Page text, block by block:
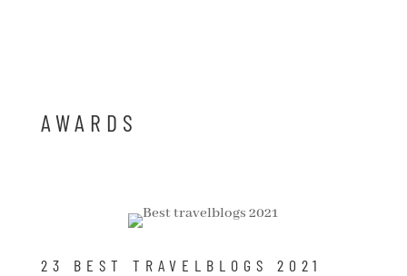
AWARDS
23 BEST TRAVELBLOGS 2021